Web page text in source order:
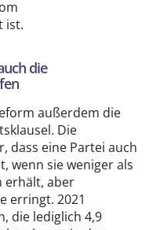
ist.
die
außerdem die
Die
dass eine Partei auch
wenn sie weniger als
erhält, aber
erringt. 2021
die lediglich 4,9